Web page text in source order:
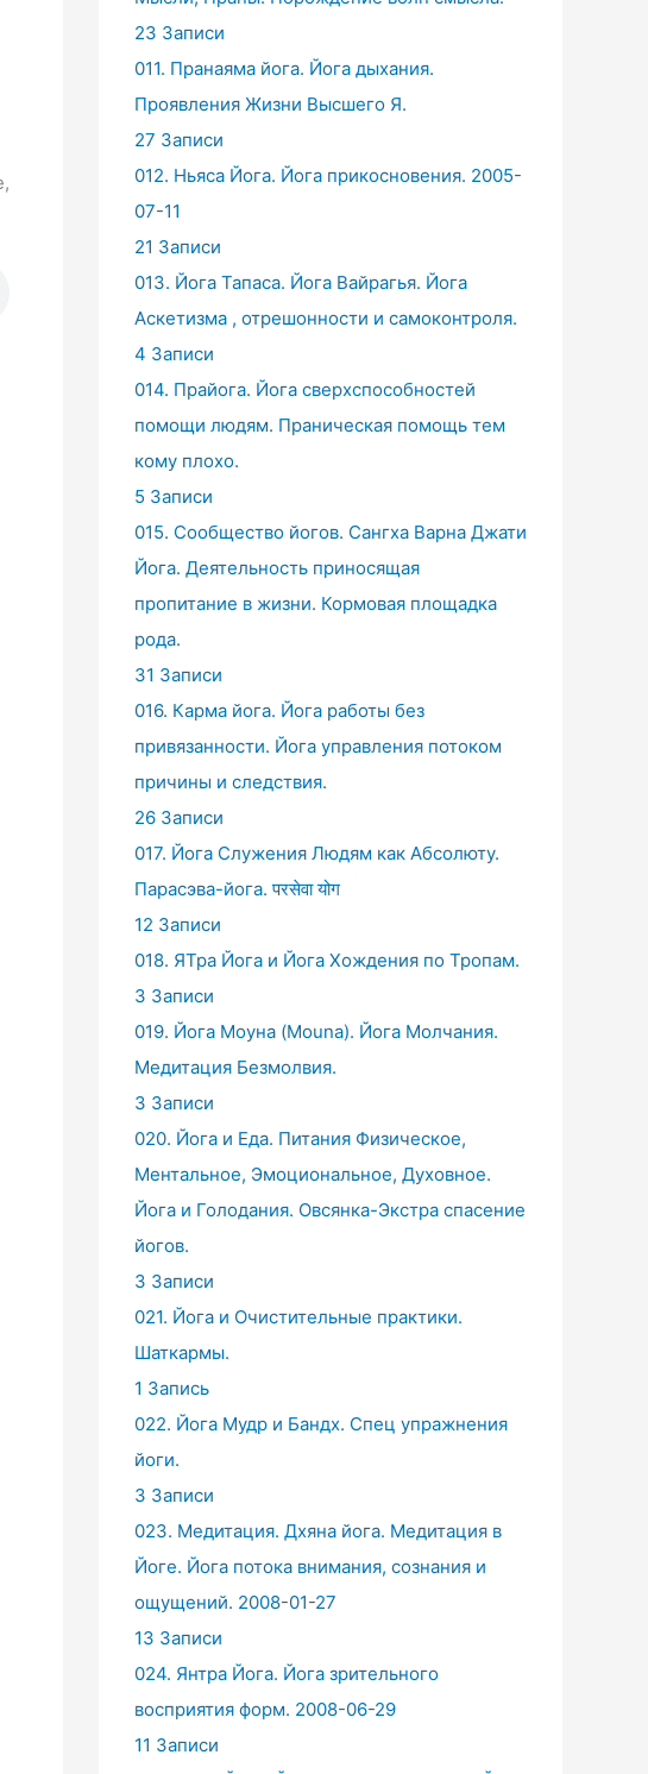
23 Записи
011. Пранаяма йога. Йога дыхания.
Проявления Жизни Высшего Я.
27 Записи
012. Ньяса Йога. Йога прикосновения. 2005-
07-11
21 Записи
013. Йога Тапаса. Йога Вайрагья. Йога
Аскетизма , отрешонности и самоконтроля.
4 Записи
014. Прайога. Йога сверхспособностей
помощи людям. Праническая помощь тем
кому плохо.
5 Записи
015. Сообщество йогов. Сангха Варна Джати
Йога. Деятельность приносящая
пропитание в жизни. Кормовая площадка
рода.
31 Записи
016. Карма йога. Йога работы без
привязанности. Йога управления потоком
причины и следствия.
26 Записи
017. Йога Служения Людям как Абсолюту.
Парасэва-йога. परसेवा योग
12 Записи
018. ЯТра Йога и Йога Хождения по Тропам.
3 Записи
019. Йога Моуна (Mouna). Йога Молчания.
Медитация Безмолвия.
3 Записи
020. Йога и Еда. Питания Физическое,
Ментальное, Эмоциональное, Духовное.
Йога и Голодания. Овсянка-Экстра спасение
йогов.
3 Записи
021. Йога и Очистительные практики.
Шаткармы.
1 Запись
022. Йога Мудр и Бандх. Спец упражнения
йоги.
3 Записи
023. Медитация. Дхяна йога. Медитация в
Йоге. Йога потока внимания, сознания и
ощущений. 2008-01-27
13 Записи
024. Янтра Йога. Йога зрительного
восприятия форм. 2008-06-29
11 Записи